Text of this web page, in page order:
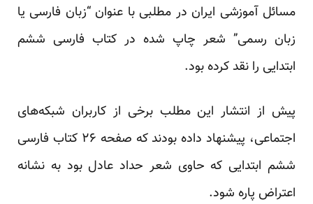
مسائل آموزشی ایران در مطلبی با عنوان “زبان فارسی یا
زبان رسمی” شعر چاپ شده در کتاب فارسی ششم
ابتدایی را نقد کرده بود.
پیش از انتشار این مطلب برخی از کاربران شبکه‌های
اجتماعی، پیشنهاد داده بودند که صفحه ۲۶ کتاب فارسی
ششم ابتدایی که حاوی شعر حداد عادل بود به نشانه
اعتراض پاره شود.